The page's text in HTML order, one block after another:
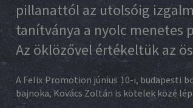
pillanattól az utolsóig
tanítványa a nyolc menetes
Az öklözővel értékeltük az
A Felix Promotion június 10-i, budapesti
bajnoka, Kovács Zoltán is kötelek közé